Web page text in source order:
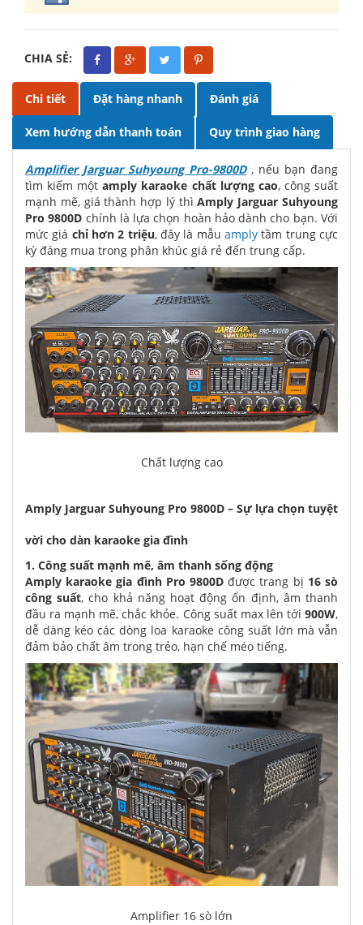
CHIA SẺ:
Chi tiết Đặt hàng nhanh Đánh giá
Xem hướng dẫn thanh toán Quy trình giao hàng
Amplifier Jarguar Suhyoung Pro-9800D, nếu bạn đang
tìm kiếm mộtamply karaoke chất lượng cao, công suất
mạnh mẽ, giá thành hợp lý thìAmply Jarguar Suhyoung
Pro 9800D chính là lựa chọn hoàn hảo dành cho bạn. Với
mức giá chỉ hơn 2 triệu, đây là mẫuamply tầm trung cực
kỳ đáng mua trong phân khúc giá rẻ đến trung cấp.
Chất lượng cao
Amply Jarguar Suhyoung Pro 9800D – Sự lựa chọn tuyệt
vời cho dàn karaoke gia đình
1. Công suất mạnh mẽ, âm thanh sống động
Amply karaoke gia đìnhPro 9800D được trang bị 16 sò
công suất, cho khả năng hoạt động ổn định, âm thanh
đầu ra mạnh mẽ, chắc khỏe. Công suất max lên tới 900W,
dễ dàng kéo các dòng loa karaoke công suất lớn mà vẫn
đảm bảo chất âm trong trẻo, hạn chế méo tiếng.
Amplifier 16 sò lớn